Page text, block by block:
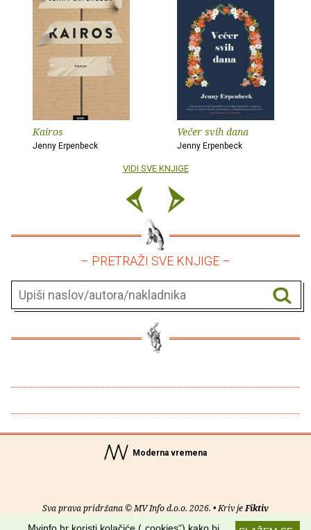
Kairos
Jenny Erpenbeck
Večer svih dana
Jenny Erpenbeck
VIDI SVE KNJIGE
– PRETRAŽI SVE KNJIGE –
Moderna vremena
Sva prava pridržana © MV Info d.o.o. 2026. • Kriv jeFiktiv